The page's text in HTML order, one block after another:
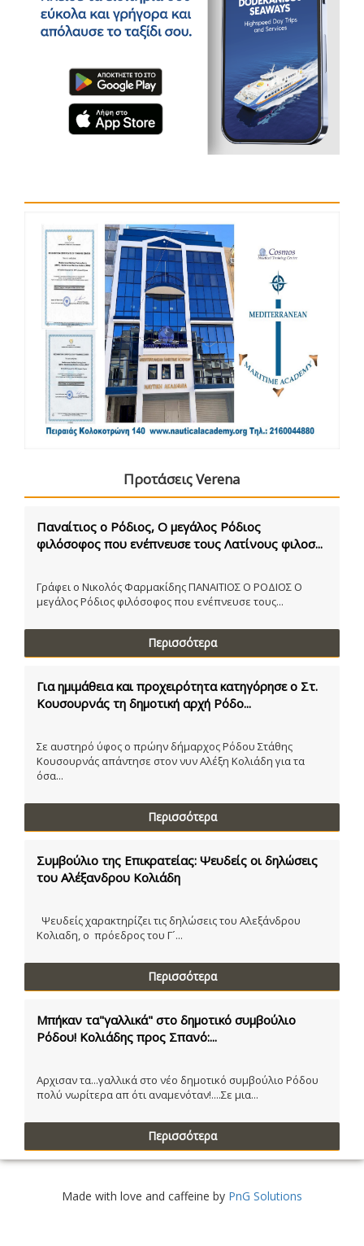
Προτάσεις Verena
Παναίτιος ο Ρόδιος, Ο μεγάλος Ρόδιος
φιλόσοφος που ενέπνευσε τους Λατίνους φιλοσ...
Γράφει ο Νικολός Φαρμακίδης ΠΑΝΑΙΤΙΟΣ Ο ΡΟΔΙΟΣ Ο
μεγάλος Ρόδιος φιλόσοφος που ενέπνευσε τους...
Περισσότερα
Για ημιμάθεια και προχειρότητα κατηγόρησε ο Στ.
Κουσουρνάς τη δημοτική αρχή Ρόδο...
Σε αυστηρό ύφος ο πρώην δήμαρχος Ρόδου Στάθης
Κουσουρνάς απάντησε στον νυν Αλέξη Κολιάδη για τα
όσα...
Περισσότερα
Συμβούλιο της Επικρατείας: Ψευδείς οι δηλώσεις
του Αλέξανδρου Κολιάδη
Ψευδείς χαρακτηρίζει τις δηλώσεις του Αλεξάνδρου
Κολιαδη, ο πρόεδρος του Γ´...
Περισσότερα
Μπήκαν τα"γαλλικά" στο δημοτικό συμβούλιο
Ρόδου! Κολιάδης προς Σπανό:...
Αρχισαν τα...γαλλικά στο νέο δημοτικό συμβούλιο Ρόδου
πολύ νωρίτερα απ ότι αναμενόταν!....Σε μια...
Περισσότερα
Made with love and caffeine by PnG Solutions